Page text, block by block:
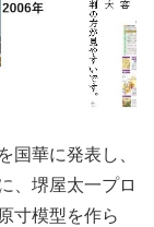
国華に発表し、
、堺屋太一プロ
寸模型を作ら